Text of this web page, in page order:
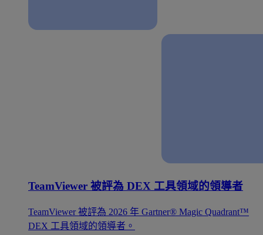
TeamViewer 被評為 DEX 工具領域的領導者
TeamViewer 被評為 2026 年 Gartner® Magic Quadrant™
DEX 工具領域的領導者。